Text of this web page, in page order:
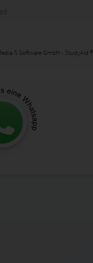
& Software GmbH - StudyAid ®